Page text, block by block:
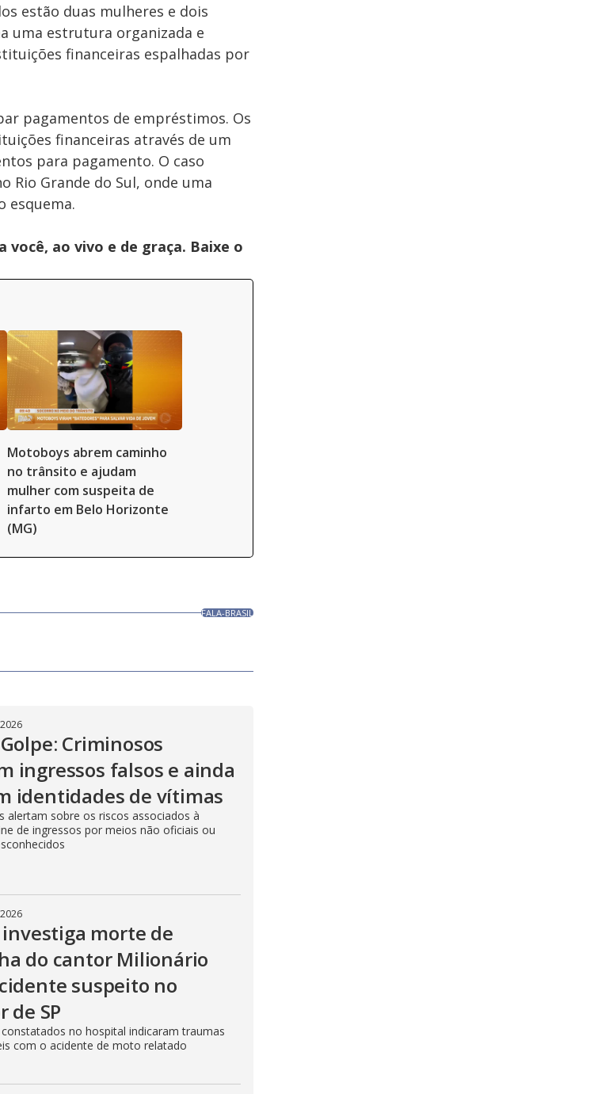
estão duas mulheres e dois
uma estrutura organizada e
financeiras espalhadas por
pagamentos de empréstimos. Os
financeiras através de um
para pagamento. O caso
Rio Grande do Sul, onde uma
esquema.
você, ao vivo e de graça. Baixe o
Motoboys abrem caminho
no trânsito e ajudam
mulher com suspeita de
infarto em Belo Horizonte
(MG)
FALA-BRASIL
Criminosos
ingressos falsos e ainda
identidades de vítimas
alertam sobre os riscos associados à
de ingressos por meios não oficiais ou
investiga morte de
do cantor Milionário
suspeito no
de SP
no hospital indicaram traumas
com o acidente de moto relatado